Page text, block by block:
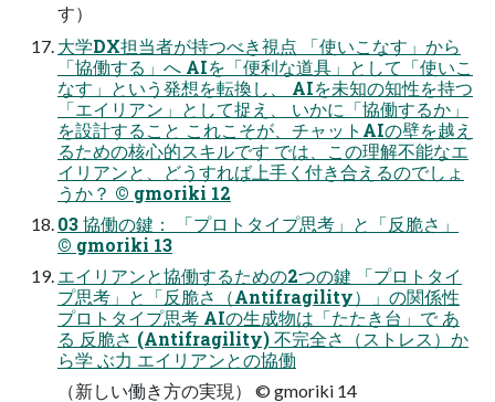
す）
大学DX担当者が持つべき視点 「使いこなす」から
「協働する」へ AIを「便利な道具」として「使いこ
なす」という発想を転換し、 AIを未知の知性を持つ
「エイリアン」として捉え、 いかに「協働するか」
を設計すること これこそが、チャットAIの壁を越え
るための核心的スキルです では、この理解不能なエ
イリアンと、どうすれば上手く付き合えるのでしょ
うか？ © gmoriki 12
03 協働の鍵： 「プロトタイプ思考」と「反脆さ」
© gmoriki 13
エイリアンと協働するための2つの鍵 「プロトタイ
プ思考」と「反脆さ（Antifragility）」の関係性
プロトタイプ思考 AIの生成物は「たたき台」で あ
る 反脆さ (Antifragility) 不完全さ（ストレス）か
ら学 ぶ力 エイリアンとの協働
（新しい働き方の実現） © gmoriki 14